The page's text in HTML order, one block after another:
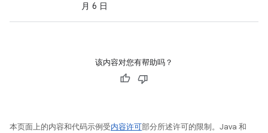
月 6 日
该内容对您有帮助吗？
本页面上的内容和代码示例受内容许可部分所述许可的限制。Java 和